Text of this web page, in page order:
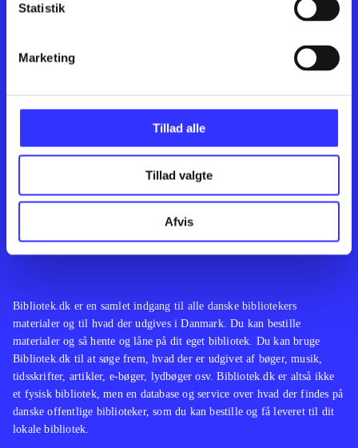
Statistik
Marketing
Tillad alle
Tillad valgte
Afvis Feedback
Bibliotek.dk er en samlet indgang til alle danske bibliotekers
materialer og til hvad der udgives i Danmark. Du kan bestille
materialer og så hente og låne på dit eget bibliotek. Du kan bruge
Bibliotek.dk til at søge frem, hvad der er udgivet af bøger, musik,
tidsskrifter, artikler, e-bøger, lydbøger osv. Bibliotek.dk er altså ikke
et fysisk bibliotek, men en database og service over hvad der findes på
danske offentlige biblioteker, som du kan bestille og få leveret til dit
lokale bibliotek.
Kontakt os
English
Artikler
Film
Musik
Noder